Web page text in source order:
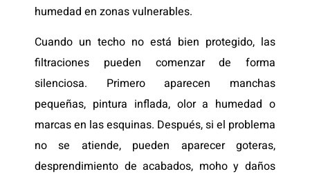
humedad en zonas vulnerables.
Cuando un techo no está bien protegido, las
filtraciones pueden comenzar de forma
silenciosa. Primero aparecen manchas
pequeñas, pintura inflada, olor a humedad o
marcas en las esquinas. Después, si el problema
no se atiende, pueden aparecer goteras,
desprendimiento de acabados, moho y daños